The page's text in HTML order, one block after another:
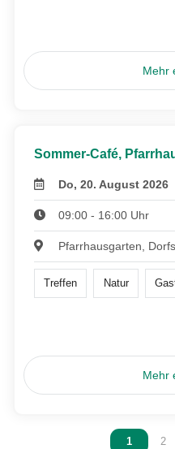
Mehr
Sommer-Café,
Do, 20. August 2026
09:00 - 16:00 Uhr
Pfarrhausgarten,
Treffen Natur
Mehr
Vous
1 2